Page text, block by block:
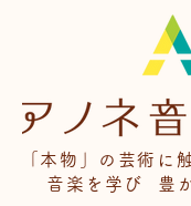
「本物」の芸術に
音楽を学び 豊